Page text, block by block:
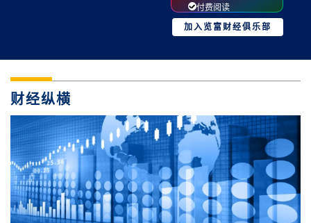
付费阅读
加入览富财经俱乐部
财经纵横